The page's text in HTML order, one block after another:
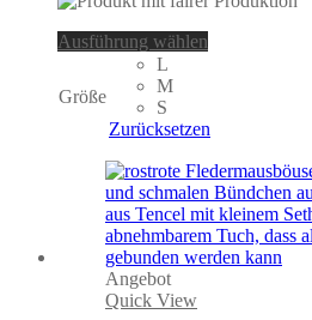
Ausführung wählen
Varianten
Die
Optionen
können
auf
der
Größe
L
M
S
Zurücksetzen
Angebot
Quick View